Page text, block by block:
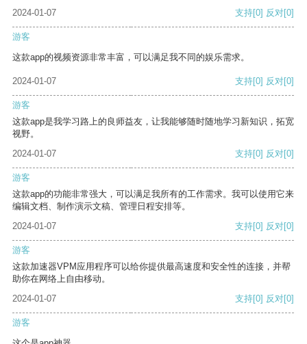
2024-01-07
支持[0] 反对[0]
游客
这款app的视频资源非常丰富，可以满足我不同的娱乐需求。
2024-01-07 支持[0] 反对[0]
游客
这款app是我学习路上的良师益友，让我能够随时随地学习新知识，拓宽
视野。
2024-01-07
支持[0] 反对[0]
游客
这款app的功能非常强大，可以满足我所有的工作需求。我可以使用它来
编辑文档、制作演示文稿、管理日程安排等。
2024-01-07
支持[0] 反对[0]
游客
这款加速器VPM应用程序可以给你提供最高速度和安全性的连接，并帮
助你在网络上自由移动。
2024-01-07
支持[0] 反对[0]
游客